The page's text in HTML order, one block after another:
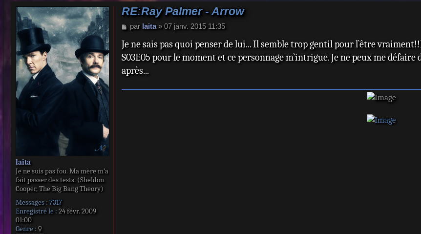
laita
Je ne suis pas fou. Ma mère m’a
fait passer des tests. (Sheldon
Cooper, The Big Bang Theory)
Messages : 7317
Enregistré le : 24 févr. 2009
01:00
Genre :
RE:Ray Palmer - Arrow
M
s
s
a
g
e
par laita» 07 janv. 2015 11:35
Je ne sais pas quoi penser de lui... Il semble trop gentil pour l`être
S03E05 pour le moment et ce personnage m`intrigue. Je ne peux me
après...